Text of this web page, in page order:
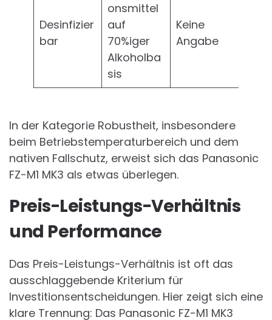
Desinfizier
bar
onsmittel
auf
70%iger
Alkoholba
sis
Keine
Angabe
In der Kategorie Robustheit, insbesondere
beim Betriebstemperaturbereich und dem
nativen Fallschutz, erweist sich das Panasonic
FZ-M1 MK3 als etwas überlegen.
Preis-Leistungs-Verhältnis
und Performance
Das Preis-Leistungs-Verhältnis ist oft das
ausschlaggebende Kriterium für
Investitionsentscheidungen. Hier zeigt sich eine
klare Trennung: Das Panasonic FZ-M1 MK3